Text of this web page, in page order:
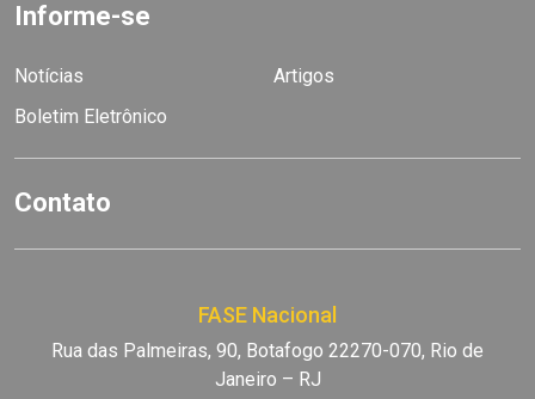
Informe-se
Notícias
Artigos
Boletim Eletrônico
Contato
FASE Nacional
Rua das Palmeiras, 90, Botafogo 22270-070, Rio de
Janeiro – RJ